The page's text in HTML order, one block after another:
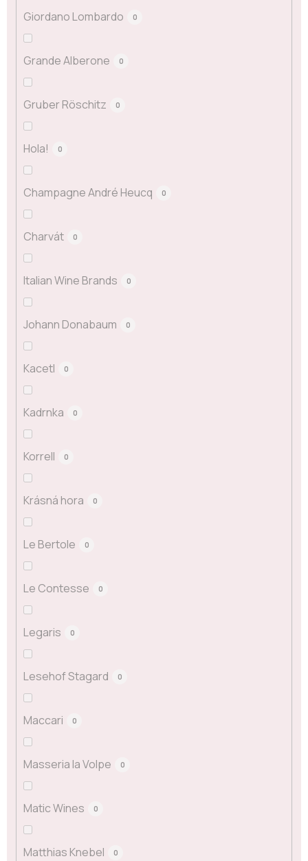
Giordano Lombardo 0
Grande Alberone 0
Gruber Röschitz 0
Hola! 0
Champagne André Heucq 0
Charvát 0
Italian Wine Brands 0
Johann Donabaum 0
Kacetl 0
Kadrnka 0
Korrell 0
Krásná hora 0
Le Bertole 0
Le Contesse 0
Legaris 0
Lesehof Stagard 0
Maccari 0
Masseria la Volpe 0
Matic Wines 0
Matthias Knebel 0